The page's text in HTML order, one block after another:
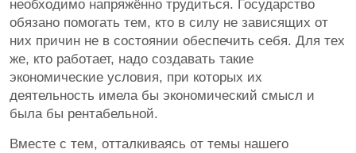
необходимо напряжённо трудиться. Государство
обязано помогать тем, кто в силу не зависящих от
них причин не в состоянии обеспечить себя. Для тех
же, кто работает, надо создавать такие
экономические условия, при которых их
деятельность имела бы экономический смысл и
была бы рентабельной.
Вместе с тем, отталкиваясь от темы нашего